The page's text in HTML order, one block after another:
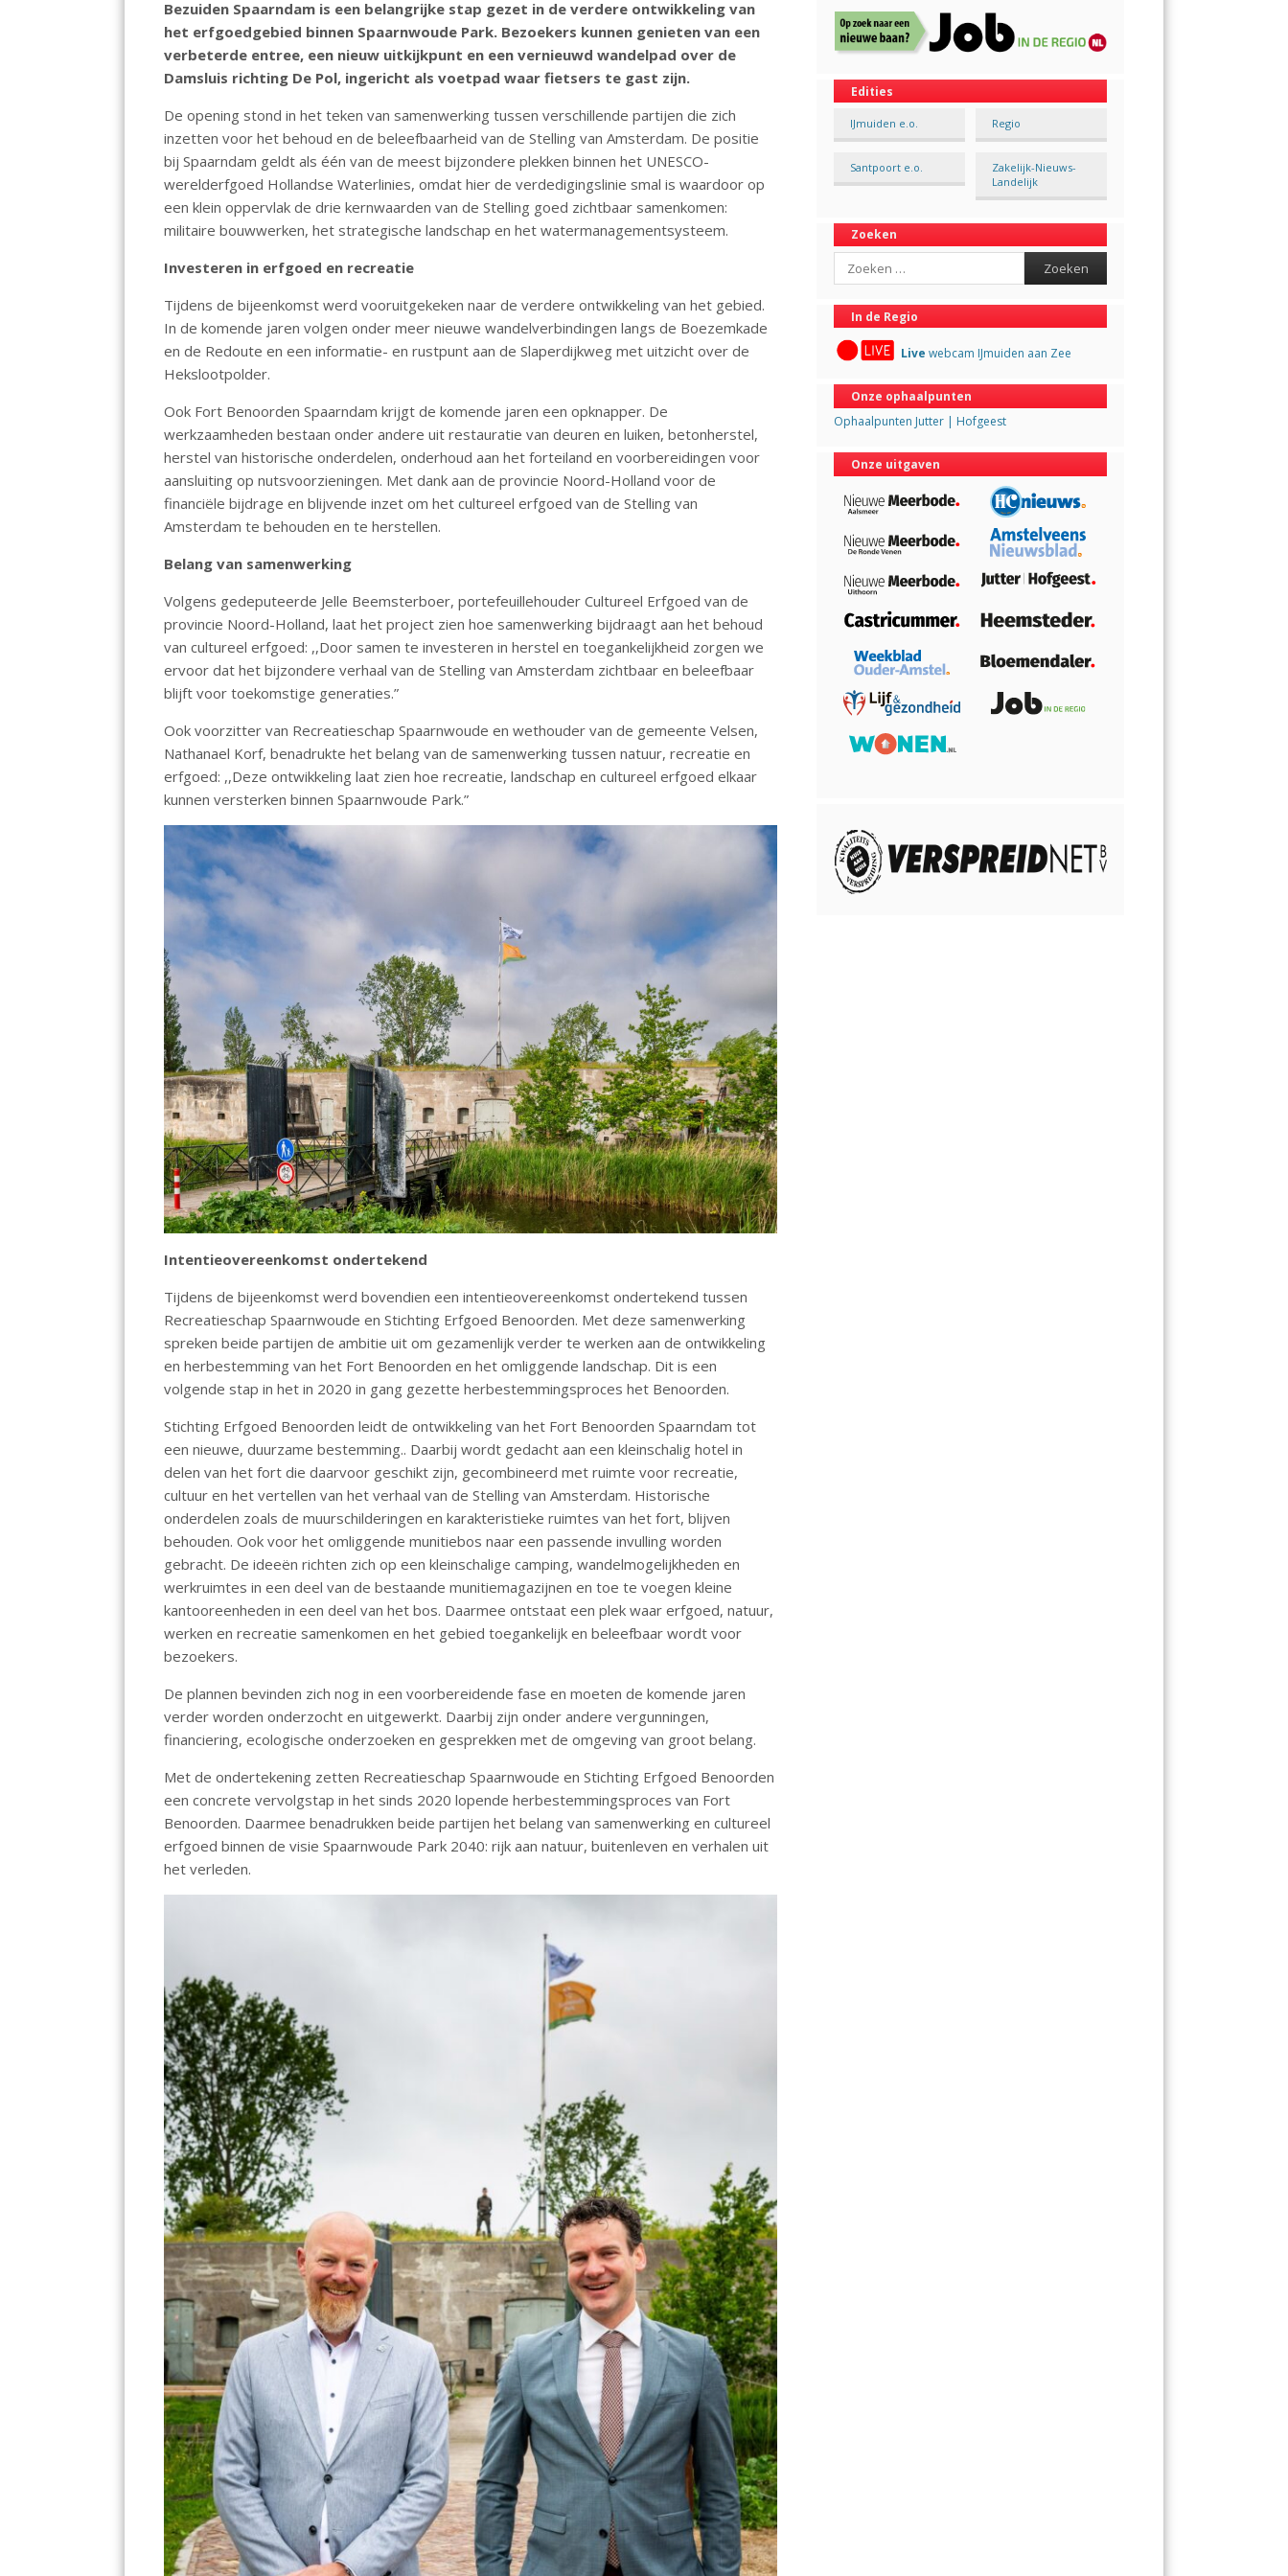
o
o
k
A
p
p
dI
n
Bezuiden Spaarndam is een belangrijke stap gezet in de verdere ontwikkeling van
het erfgoedgebied binnen Spaarnwoude Park. Bezoekers kunnen genieten van een
verbeterde entree, een nieuw uitkijkpunt en een vernieuwd wandelpad over de
Damsluis richting De Pol, ingericht als voetpad waar fietsers te gast zijn.
De opening stond in het teken van samenwerking tussen verschillende partijen die zich
inzetten voor het behoud en de beleefbaarheid van de Stelling van Amsterdam. De positie
bij Spaarndam geldt als één van de meest bijzondere plekken binnen het UNESCO-
werelderfgoed Hollandse Waterlinies, omdat hier de verdedigingslinie smal is waardoor op
een klein oppervlak de drie kernwaarden van de Stelling goed zichtbaar samenkomen:
militaire bouwwerken, het strategische landschap en het watermanagementsysteem.
Investeren in erfgoed en recreatie
Tijdens de bijeenkomst werd vooruitgekeken naar de verdere ontwikkeling van het gebied.
In de komende jaren volgen onder meer nieuwe wandelverbindingen langs de Boezemkade
en de Redoute en een informatie- en rustpunt aan de Slaperdijkweg met uitzicht over de
Hekslootpolder.
Ook Fort Benoorden Spaarndam krijgt de komende jaren een opknapper. De
werkzaamheden bestaan onder andere uit restauratie van deuren en luiken, betonherstel,
herstel van historische onderdelen, onderhoud aan het forteiland en voorbereidingen voor
aansluiting op nutsvoorzieningen. Met dank aan de provincie Noord-Holland voor de
financiële bijdrage en blijvende inzet om het cultureel erfgoed van de Stelling van
Amsterdam te behouden en te herstellen.
Belang van samenwerking
Volgens gedeputeerde Jelle Beemsterboer, portefeuillehouder Cultureel Erfgoed van de
provincie Noord-Holland, laat het project zien hoe samenwerking bijdraagt aan het behoud
van cultureel erfgoed: ,,Door samen te investeren in herstel en toegankelijkheid zorgen we
ervoor dat het bijzondere verhaal van de Stelling van Amsterdam zichtbaar en beleefbaar
blijft voor toekomstige generaties.”
Ook voorzitter van Recreatieschap Spaarnwoude en wethouder van de gemeente Velsen,
Nathanael Korf, benadrukte het belang van de samenwerking tussen natuur, recreatie en
erfgoed: ,,Deze ontwikkeling laat zien hoe recreatie, landschap en cultureel erfgoed elkaar
kunnen versterken binnen Spaarnwoude Park.”
Intentieovereenkomst ondertekend
Tijdens de bijeenkomst werd bovendien een intentieovereenkomst ondertekend tussen
Recreatieschap Spaarnwoude en Stichting Erfgoed Benoorden. Met deze samenwerking
spreken beide partijen de ambitie uit om gezamenlijk verder te werken aan de ontwikkeling
en herbestemming van het Fort Benoorden en het omliggende landschap. Dit is een
volgende stap in het in 2020 in gang gezette herbestemmingsproces het Benoorden.
Stichting Erfgoed Benoorden leidt de ontwikkeling van het Fort Benoorden Spaarndam tot
een nieuwe, duurzame bestemming.. Daarbij wordt gedacht aan een kleinschalig hotel in
delen van het fort die daarvoor geschikt zijn, gecombineerd met ruimte voor recreatie,
cultuur en het vertellen van het verhaal van de Stelling van Amsterdam. Historische
onderdelen zoals de muurschilderingen en karakteristieke ruimtes van het fort, blijven
behouden. Ook voor het omliggende munitiebos naar een passende invulling worden
gebracht. De ideeën richten zich op een kleinschalige camping, wandelmogelijkheden en
werkruimtes in een deel van de bestaande munitiemagazijnen en toe te voegen kleine
kantooreenheden in een deel van het bos. Daarmee ontstaat een plek waar erfgoed, natuur,
werken en recreatie samenkomen en het gebied toegankelijk en beleefbaar wordt voor
bezoekers.
De plannen bevinden zich nog in een voorbereidende fase en moeten de komende jaren
verder worden onderzocht en uitgewerkt. Daarbij zijn onder andere vergunningen,
financiering, ecologische onderzoeken en gesprekken met de omgeving van groot belang.
Met de ondertekening zetten Recreatieschap Spaarnwoude en Stichting Erfgoed Benoorden
een concrete vervolgstap in het sinds 2020 lopende herbestemmingsproces van Fort
Benoorden. Daarmee benadrukken beide partijen het belang van samenwerking en cultureel
erfgoed binnen de visie Spaarnwoude Park 2040: rijk aan natuur, buitenleven en verhalen uit
het verleden.
Edities
IJmuiden e.o. Regio
Santpoort e.o.
Zakelijk-Nieuws-
Landelijk
Zoeken
Search
In de Regio
Live webcam IJmuiden aan Zee
Onze ophaalpunten
Ophaalpunten Jutter | Hofgeest
Onze uitgaven